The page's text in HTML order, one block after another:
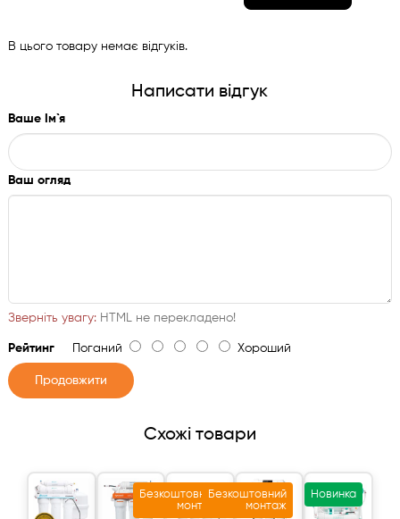
В цього товару немає відгуків.
Написати відгук
Ваше Ім`я
Ваш огляд
Зверніть увагу:HTML не перекладено!
РейтингПоганий Хороший
Продовжити
Схожі товари
Безкоштовний
монтаж
Безкоштовний
монтаж
Новинка